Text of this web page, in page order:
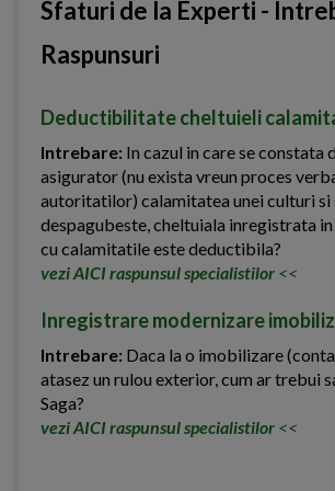
Sfaturi de la Experti -
Raspunsuri
Deductibilitate cheltuieli
Intrebare: In cazul in care se constata
asigurator (nu exista vreun proces
autoritatilor) calamitatea unei culturi si
despagubeste, cheltuiala inregistrata
cu calamitatile este deductibila?
vezi AICI raspunsul specialistilor <<
Inregistrare modernizare
Intrebare: Daca la o imobilizare
atasez un rulou exterior, cum ar trebui
Saga?
vezi AICI raspunsul specialistilor <<